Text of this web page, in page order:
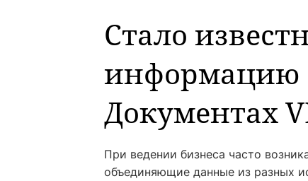
Стало
информацию
Документах
При ведении бизнеса часто
объединяющие данные из разных